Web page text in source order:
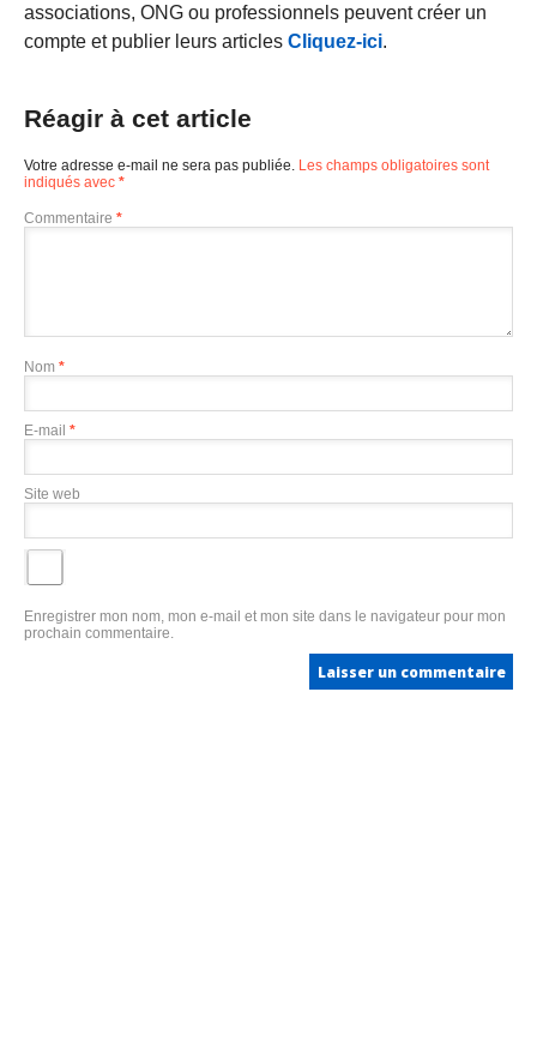
associations, ONG ou professionnels peuvent créer un
compte et publier leurs articles Cliquez-ici.
Réagir à cet article
Votre adresse e-mail ne sera pas publiée. Les champs obligatoires sont
indiqués avec *
Commentaire *
Nom *
E-mail *
Site web
Enregistrer mon nom, mon e-mail et mon site dans le navigateur pour mon
prochain commentaire.